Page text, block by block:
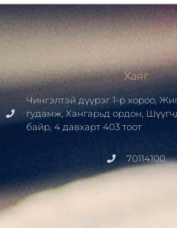
Хаяг
Чингэлтэй дүүрэг 1-р хороо,
гудамж, Хангарьд ордон,
байр, 4 давхарт 403 тоот
70114100